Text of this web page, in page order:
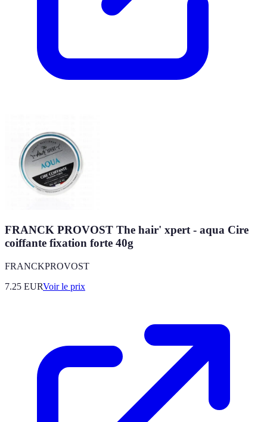
FRANCK PROVOST The hair' xpert - aqua Cire
coiffante fixation forte 40g
FRANCKPROVOST
7.25 EURVoir le prix